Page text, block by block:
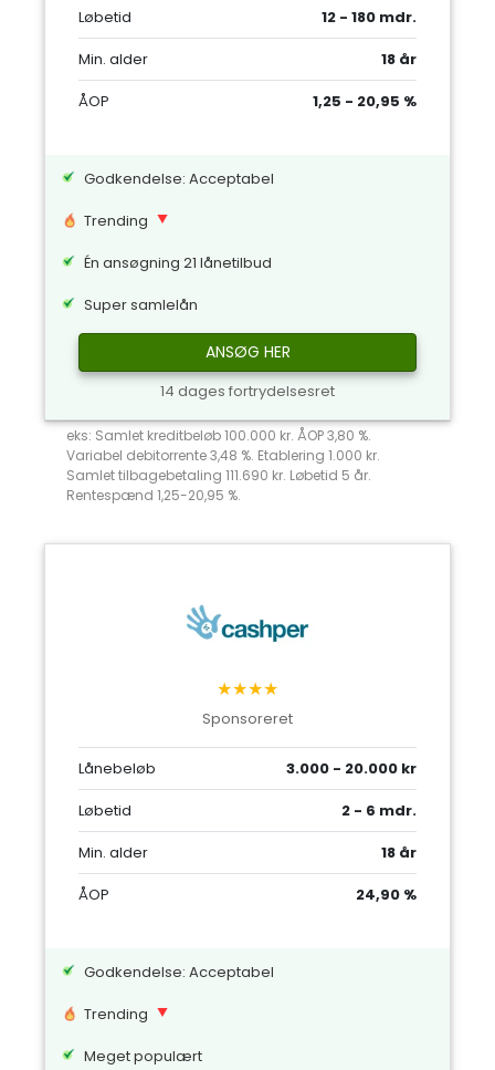
Løbetid
12 - 180 mdr.
Min. alder
18 år
ÅOP
1,25 - 20,95 %
Godkendelse: Acceptabel
Trending
Én ansøgning 21 lånetilbud
Super samlelån
ANSØG HER
14 dages fortrydelsesret
eks: Samlet kreditbeløb 100.000 kr. ÅOP 3,80 %.
Variabel debitorrente 3,48 %. Etablering 1.000 kr.
Samlet tilbagebetaling 111.690 kr. Løbetid 5 år.
Rentespænd 1,25-20,95 %.
★★★★
Sponsoreret
Lånebeløb
3.000 - 20.000 kr
Løbetid
2 - 6 mdr.
Min. alder
18 år
ÅOP
24,90 %
Godkendelse: Acceptabel
Trending
Meget populært